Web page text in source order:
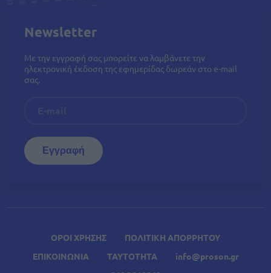
ΟΡΟΙ ΧΡΗΣΗΣ
ΠΟΛΙΤΙΚΗ ΑΠΟΡΡΗΤΟΥ
ΕΠΙΚΟΙΝΩΝΙΑ
ΤΑΥΤΟΤΗΤΑ
info@proson.gr
Newsletter
Με την εγγραφή σας μπορείτε να λαμβάνετε την
ηλεκτρονική έκδοση της εφημερίδας δωρεάν στο e-mail
σας.